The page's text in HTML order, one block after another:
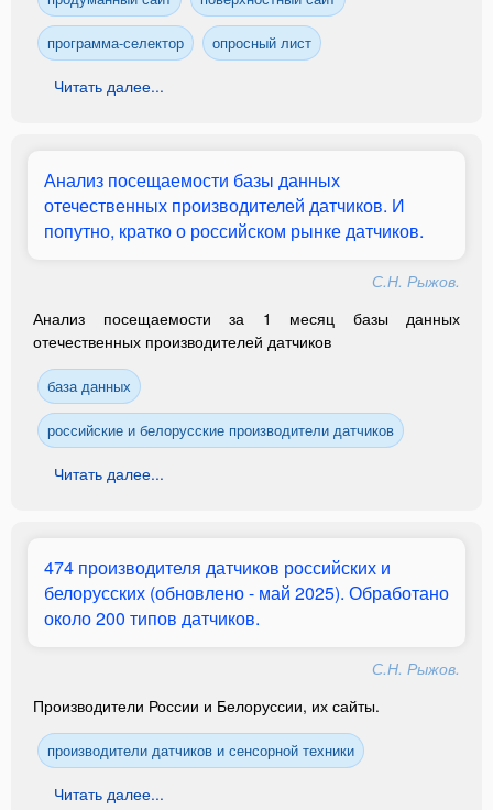
программа-селектор опросный лист
Читать далее...
Анализ посещаемости базы данных
отечественных производителей датчиков. И
попутно, кратко о российском рынке датчиков.
С.Н. Рыжов.
Анализ посещаемости за 1 месяц базы данных
отечественных производителей датчиков
база данных
российские и белорусские производители датчиков
Читать далее...
474 производителя датчиков российских и
белорусских (обновлено - май 2025). Обработано
около 200 типов датчиков.
С.Н. Рыжов.
Производители России и Белоруссии, их сайты.
производители датчиков и сенсорной техники
Читать далее...